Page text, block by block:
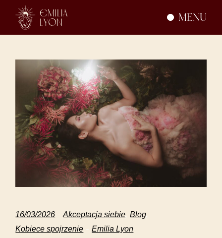
content
MENU
16/03/2026 Akceptacja siebie Blog
Kobiece spojrzenie
Emilia Lyon